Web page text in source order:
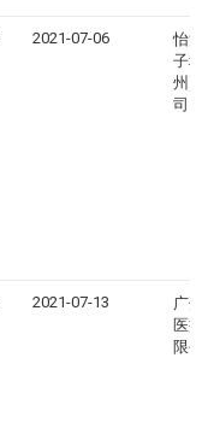
2021-07-06
怡洋
子科
州)有
司
2021-07-13
广州
医疗
限公